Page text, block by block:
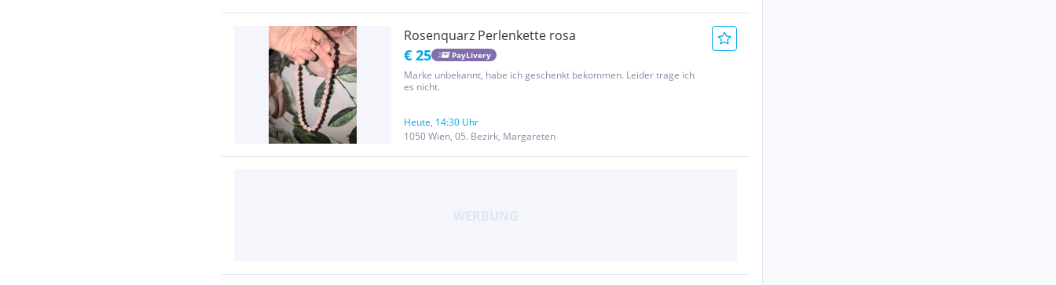
Rosenquarz Perlenkette rosa
€ 25 PayLivery
Marke unbekannt, habe ich geschenkt bekommen. Leider trage ich
es nicht.
Heute, 14:30 Uhr
1050 Wien, 05. Bezirk, Margareten